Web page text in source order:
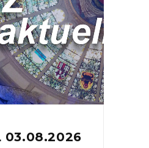
03.08.2026